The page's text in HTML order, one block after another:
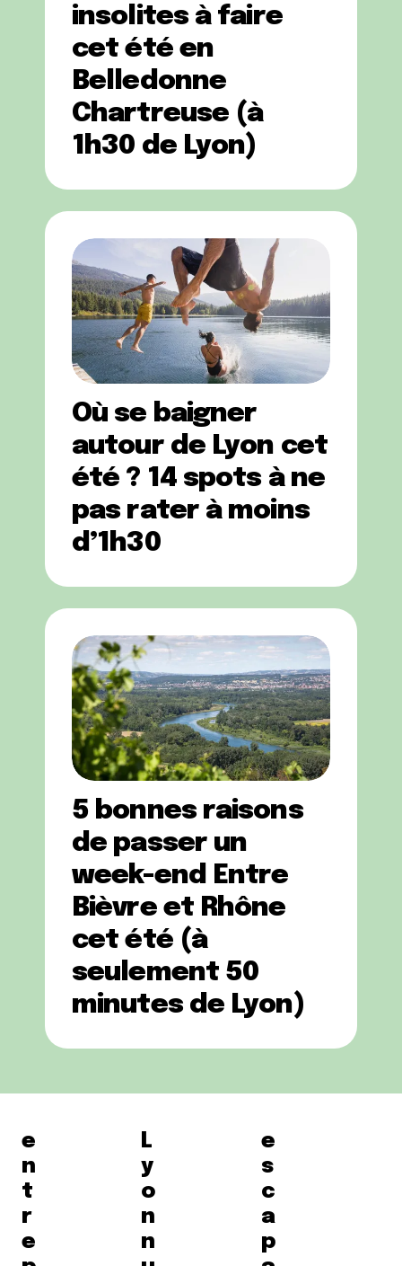
insolites à faire
cet été en
Belledonne
Chartreuse (à
1h30 de Lyon)
Où se baigner
autour de Lyon cet
été ? 14 spots à ne
pas rater à moins
d’1h30
5 bonnes raisons
de passer un
week-end Entre
Bièvre et Rhône
cet été (à
seulement 50
minutes de Lyon)
e
n
t
r
e
L
y
o
n
n
e
s
c
a
p